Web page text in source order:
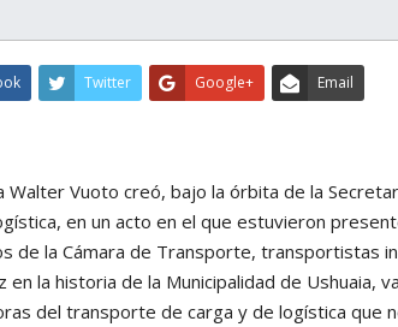
Twitter Google+ Email
Walter Vuoto creó, bajo la órbita de la
en un acto en el que estuvieron
de la Cámara de Transporte, transportistas
en la historia de la Municipalidad de Ushuaia,
del transporte de carga y de logística que